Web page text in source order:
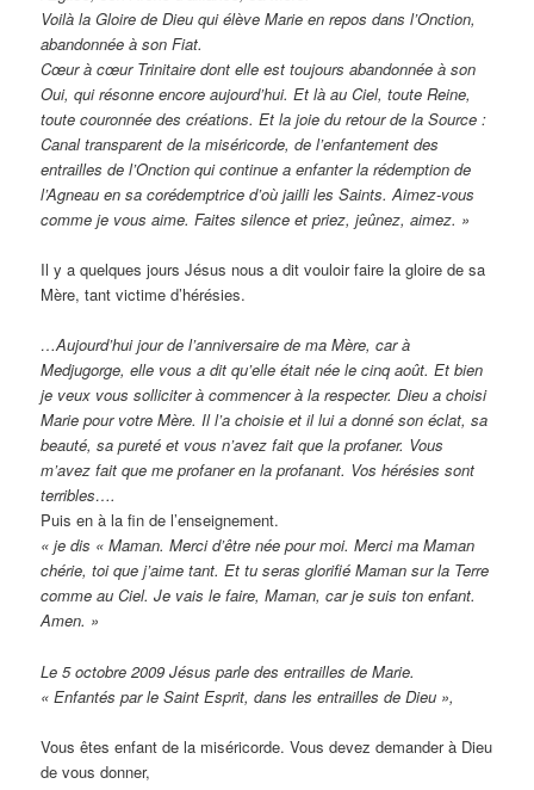
Voilà la Gloire de Dieu qui élève Marie en repos dans l’Onction,
abandonnée à son Fiat.
Cœur à cœur Trinitaire dont elle est toujours abandonnée à son
Oui, qui résonne encore aujourd’hui. Et là au Ciel, toute Reine,
toute couronnée des créations. Et la joie du retour de la Source :
Canal transparent de la miséricorde, de l’enfantement des
entrailles de l’Onction qui continue a enfanter la rédemption de
l’Agneau en sa corédemptrice d’où jailli les Saints. Aimez-vous
comme je vous aime. Faites silence et priez, jeûnez, aimez. »
Il y a quelques jours Jésus nous a dit vouloir faire la gloire de sa
Mère, tant victime d’hérésies.
…Aujourd’hui jour de l’anniversaire de ma Mère, car à
Medjugorge, elle vous a dit qu’elle était née le cinq août. Et bien
je veux vous solliciter à commencer à la respecter. Dieu a choisi
Marie pour votre Mère. Il l’a choisie et il lui a donné son éclat, sa
beauté, sa pureté et vous n’avez fait que la profaner. Vous
m’avez fait que me profaner en la profanant. Vos hérésies sont
terribles….
Puis en à la fin de l’enseignement.
« je dis « Maman. Merci d’être née pour moi. Merci ma Maman
chérie, toi que j’aime tant. Et tu seras glorifié Maman sur la Terre
comme au Ciel. Je vais le faire, Maman, car je suis ton enfant.
Amen. »
Le 5 octobre 2009 Jésus parle des entrailles de Marie.
« Enfantés par le Saint Esprit, dans les entrailles de Dieu »,
Vous êtes enfant de la miséricorde. Vous devez demander à Dieu
de vous donner,